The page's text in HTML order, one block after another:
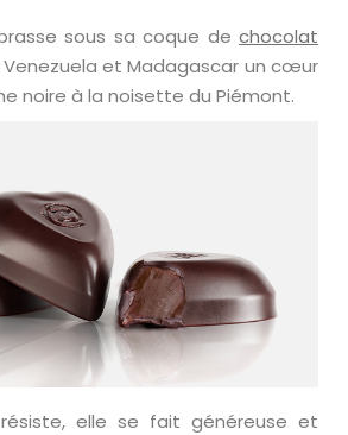
sous sa coque de chocolat
Venezuela et Madagascar un cœur
noire à la noisette du Piémont.
elle se fait généreuse et